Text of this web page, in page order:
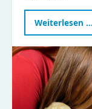
Weiterlesen …